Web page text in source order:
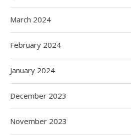
March 2024
February 2024
January 2024
December 2023
November 2023